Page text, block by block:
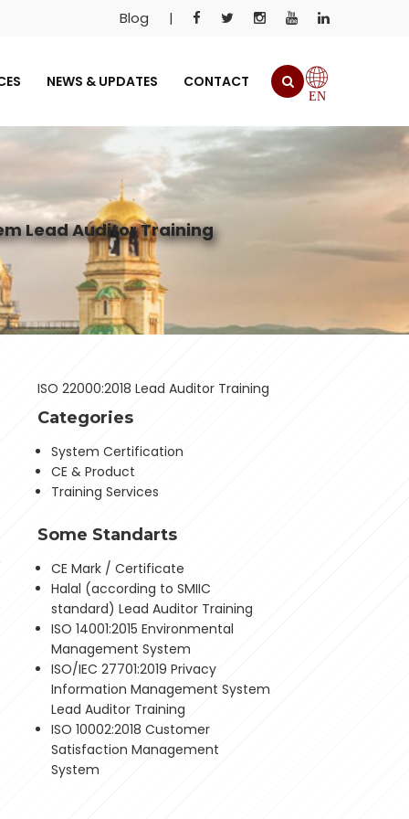
Blog |
NEWS & UPDATES CONTACT
EN
Lead Auditor Training
ISO 22000:2018 Lead Auditor Training
Categories
System Certification
CE & Product
Training Services
Some Standarts
CE Mark / Certificate
Halal (according to SMIIC
standard) Lead Auditor Training
ISO 14001:2015 Environmental
Management System
ISO/IEC 27701:2019 Privacy
Information Management System
Lead Auditor Training
ISO 10002:2018 Customer
Satisfaction Management
System